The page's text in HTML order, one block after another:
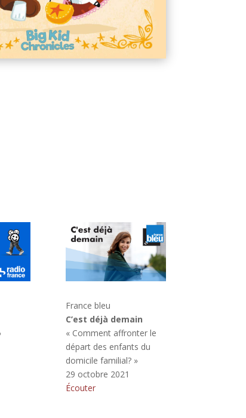
France bleu
C’est déjà demain
« Comment affronter le
départ des enfants du
domicile familial? »
29 octobre 2021
Écouter